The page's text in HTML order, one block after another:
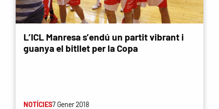
L’ICL Manresa s’endú un partit vibrant i
guanya el bitllet per la Copa
NOTÍCIES7 Gener 2018